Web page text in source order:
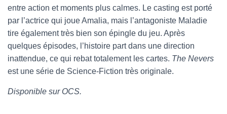
entre action et moments plus calmes. Le casting est porté
par l’actrice qui joue Amalia, mais l’antagoniste Maladie
tire également très bien son épingle du jeu. Après
quelques épisodes, l’histoire part dans une direction
inattendue, ce qui rebat totalement les cartes. The Nevers
est une série de Science-Fiction très originale.
Disponible sur OCS.